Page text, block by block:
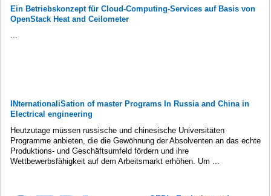
Ein Betriebskonzept für Cloud-Computing-Services auf Basis von
OpenStack Heat and Ceilometer
INternationaliSation of master Programs In Russia and China in
Electrical engineering
Heutzutage müssen russische und chinesische Universitäten
Programme anbieten, die die Gewöhnung der Absolventen an das echte
Produktions- und Geschäftsumfeld fördern und ihre
Wettbewerbsfähigkeit auf dem Arbeitsmarkt erhöhen. Um ...